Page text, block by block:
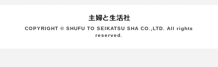
COPYRIGHT © SHUFU TO SEIKATSU SHA CO.,LTD. All rights
reserved.